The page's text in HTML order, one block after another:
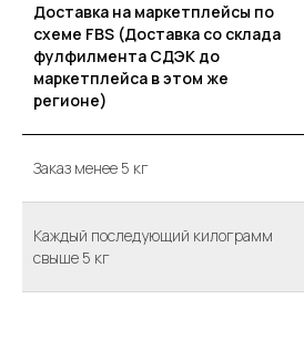
Доставка на маркетплейсы по
схеме FBS (Доставка со склада
фулфилмента СДЭК до
маркетплейса в этом же
регионе)
Заказ менее 5 кг
Каждый последующий килограмм
свыше 5 кг